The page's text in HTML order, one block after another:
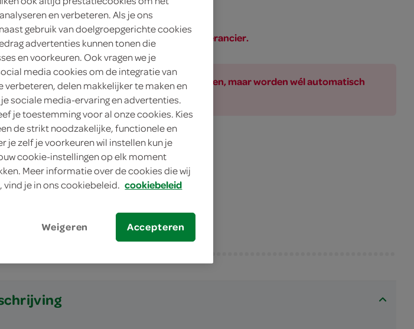
is niet meer leverbaar vanuit SPAR of de leverancier.
aanbiedingen zijn niet zichtbaar bij de producten, maar worden wél automatisch
in de winkelmand.
te zijn
van van zachte Alpenmelkchocolade
romig
en verbeteren. Als je ons
gebruik van doelgroepgerichte cookies
advertenties kunnen tonen die
en voorkeuren. Ook vragen we je
media cookies om de integratie van
delen makkelijker te maken en
sociale media-ervaring en advertenties.
je toestemming voor al onze cookies. Kies
de strikt noodzakelijke, functionele en
je zelf je voorkeuren wil instellen kun je
cookie-instellingen op elk moment
Meer informatie over de cookies die wij
vind je in ons cookiebeleid. cookiebeleid
Weigeren Accepteren